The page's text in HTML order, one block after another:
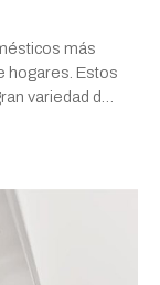
más
hogares. Estos
variedad de
como el grill
un dorado
invento se
ha convertido